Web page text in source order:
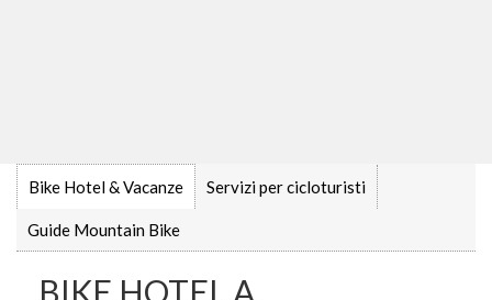
Bike Hotel & Vacanze Servizi per cicloturisti
Guide Mountain Bike
BIKE HOTEL A